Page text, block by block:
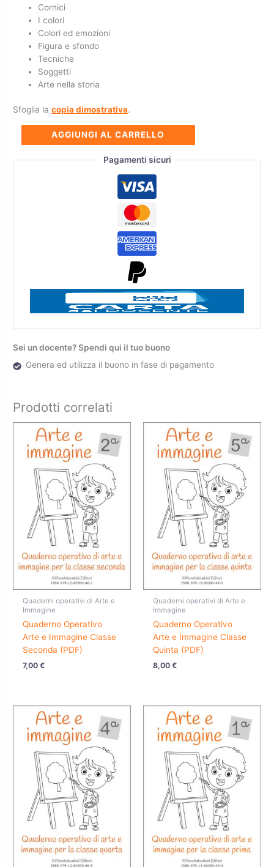
Cornici
I colori
Colori ed emozioni
Figura e sfondo
Tecniche
Soggetti
Arte nella storia
Sfoglia lacopia dimostrativa.
AGGIUNGI AL CARRELLO
Pagamenti sicuri
Sei un docente? Spendi qui il tuo buono
Genera ed utilizza il buono in fase di pagamento
Prodotti correlati
Quaderni operativi di Arte e
Immagine
Quaderno Operativo
Arte e Immagine Classe
Seconda (PDF)
7,00€
Quaderni operativi di Arte e
Immagine
Quaderno Operativo
Arte e Immagine Classe
Quinta (PDF)
8,00€